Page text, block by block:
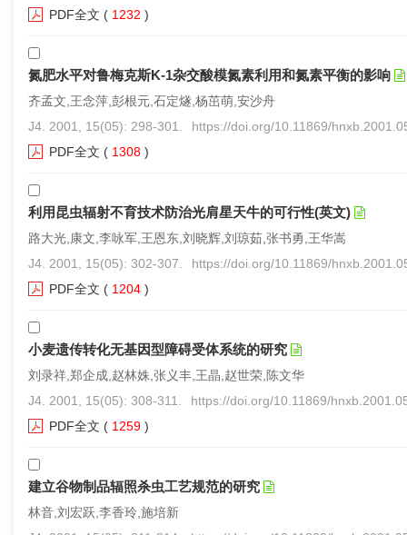
PDF全文 ( 1232 )
氮肥水平对鲁梅克斯K-1杂交酸模氮素利用和氮素平衡的影响
齐孟文,王念萍,彭根元,石定燧,杨茁萌,安沙舟
J4. 2001, 15(05): 298-301.
https://doi.org/10.11869/
PDF全文 ( 1308 )
利用昆虫辐射不育技术防治光肩星天牛的可行性(英文)
路大光,康文,李咏军,王恩东,刘晓辉,刘琼茹,张书勇,王华嵩
J4. 2001, 15(05): 302-307.
https://doi.org/10.11869/
PDF全文 ( 1204 )
小麦遗传转化无基因型障碍受体系统的研究
刘录祥,郑企成,赵林姝,张义丰,王晶,赵世荣,陈文华
J4. 2001, 15(05): 308-311.
https://doi.org/10.11869/
PDF全文 ( 1259 )
建立谷物制品辐照杀虫工艺规范的研究
林音,刘宏跃,李香玲,施培新